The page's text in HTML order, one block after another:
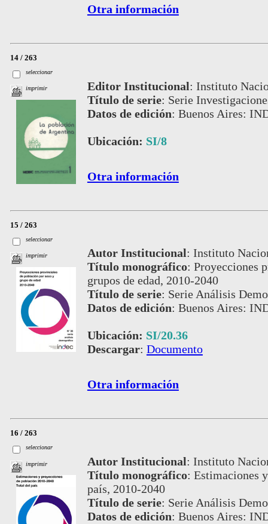
Otra información
14 / 263
seleccionar
imprimir Editor Institucional: Instituto
Título de serie: Serie
Datos de edición: Buenos Aires:
Ubicación: SI/8
Otra información
15 / 263
seleccionar
imprimir Autor Institucional: Instituto
Título monográfico: Proyecciones
grupos de edad, 2010-2040
Título de serie: Serie Análisis
Datos de edición: Buenos Aires:
Ubicación: SI/20.36
Descargar: Documento
Otra información
16 / 263
seleccionar
imprimir Autor Institucional: Instituto
Título monográfico: Estimaciones
país, 2010-2040
Título de serie: Serie Análisis
Datos de edición: Buenos Aires: